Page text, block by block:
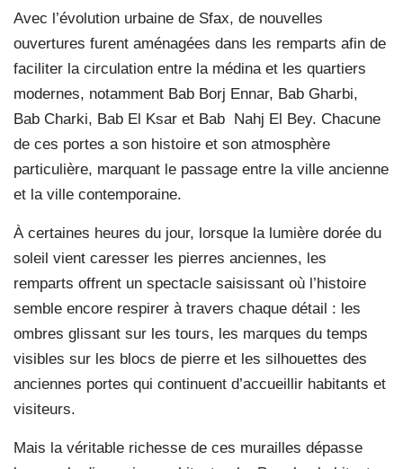
Avec l’évolution urbaine de Sfax, de nouvelles
ouvertures furent aménagées dans les remparts afin de
faciliter la circulation entre la médina et les quartiers
modernes, notamment Bab Borj Ennar, Bab Gharbi,
Bab Charki, Bab El Ksar et Bab Nahj El Bey. Chacune
de ces portes a son histoire et son atmosphère
particulière, marquant le passage entre la ville ancienne
et la ville contemporaine.
À certaines heures du jour, lorsque la lumière dorée du
soleil vient caresser les pierres anciennes, les
remparts offrent un spectacle saisissant où l’histoire
semble encore respirer à travers chaque détail : les
ombres glissant sur les tours, les marques du temps
visibles sur les blocs de pierre et les silhouettes des
anciennes portes qui continuent d’accueillir habitants et
visiteurs.
Mais la véritable richesse de ces murailles dépasse